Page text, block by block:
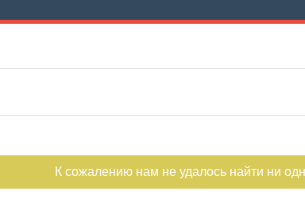
вход
К сожалению нам не удалось найти ни